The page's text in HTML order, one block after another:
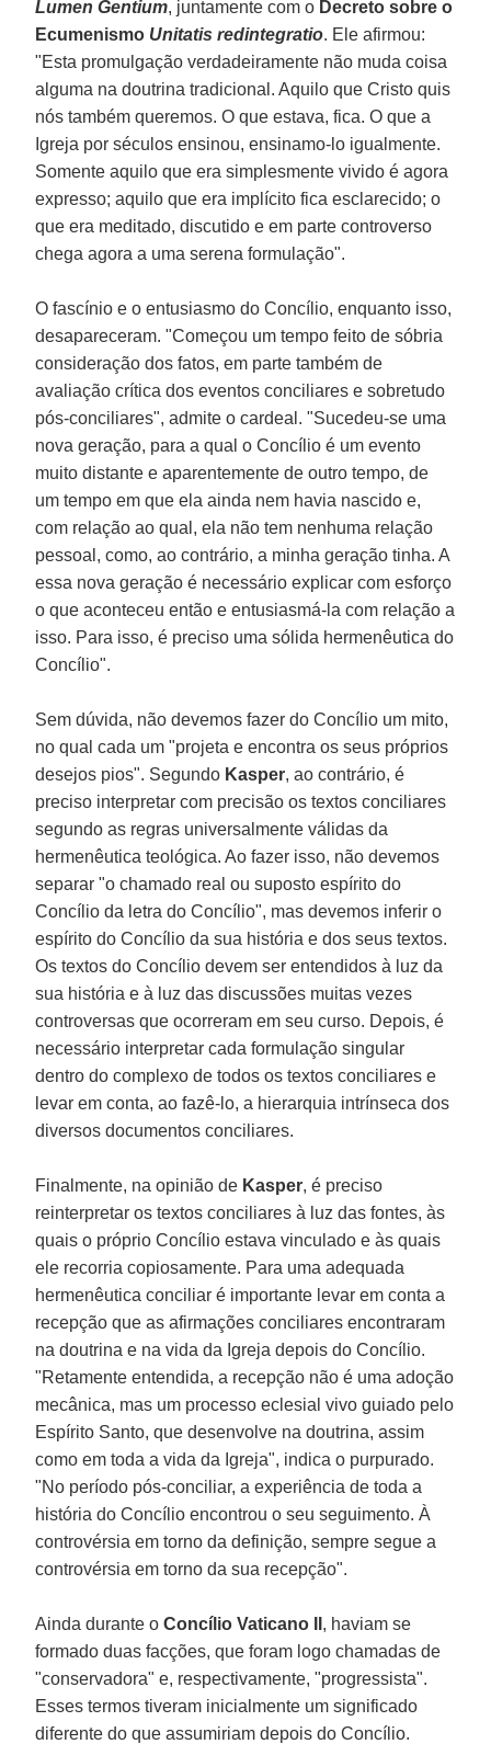
Lumen Gentium, juntamente com o Decreto sobre o
Ecumenismo Unitatis redintegratio. Ele afirmou:
"Esta promulgação verdadeiramente não muda coisa
alguma na doutrina tradicional. Aquilo que Cristo quis
nós também queremos. O que estava, fica. O que a
Igreja por séculos ensinou, ensinamo-lo igualmente.
Somente aquilo que era simplesmente vivido é agora
expresso; aquilo que era implícito fica esclarecido; o
que era meditado, discutido e em parte controverso
chega agora a uma serena formulação".
O fascínio e o entusiasmo do Concílio, enquanto isso,
desapareceram. "Começou um tempo feito de sóbria
consideração dos fatos, em parte também de
avaliação crítica dos eventos conciliares e sobretudo
pós-conciliares", admite o cardeal. "Sucedeu-se uma
nova geração, para a qual o Concílio é um evento
muito distante e aparentemente de outro tempo, de
um tempo em que ela ainda nem havia nascido e,
com relação ao qual, ela não tem nenhuma relação
pessoal, como, ao contrário, a minha geração tinha. A
essa nova geração é necessário explicar com esforço
o que aconteceu então e entusiasmá-la com relação a
isso. Para isso, é preciso uma sólida hermenêutica do
Concílio".
Sem dúvida, não devemos fazer do Concílio um mito,
no qual cada um "projeta e encontra os seus próprios
desejos pios". Segundo Kasper, ao contrário, é
preciso interpretar com precisão os textos conciliares
segundo as regras universalmente válidas da
hermenêutica teológica. Ao fazer isso, não devemos
separar "o chamado real ou suposto espírito do
Concílio da letra do Concílio", mas devemos inferir o
espírito do Concílio da sua história e dos seus textos.
Os textos do Concílio devem ser entendidos à luz da
sua história e à luz das discussões muitas vezes
controversas que ocorreram em seu curso. Depois, é
necessário interpretar cada formulação singular
dentro do complexo de todos os textos conciliares e
levar em conta, ao fazê-lo, a hierarquia intrínseca dos
diversos documentos conciliares.
Finalmente, na opinião de Kasper, é preciso
reinterpretar os textos conciliares à luz das fontes, às
quais o próprio Concílio estava vinculado e às quais
ele recorria copiosamente. Para uma adequada
hermenêutica conciliar é importante levar em conta a
recepção que as afirmações conciliares encontraram
na doutrina e na vida da Igreja depois do Concílio.
"Retamente entendida, a recepção não é uma adoção
mecânica, mas um processo eclesial vivo guiado pelo
Espírito Santo, que desenvolve na doutrina, assim
como em toda a vida da Igreja", indica o purpurado.
"No período pós-conciliar, a experiência de toda a
história do Concílio encontrou o seu seguimento. À
controvérsia em torno da definição, sempre segue a
controvérsia em torno da sua recepção".
Ainda durante oConcílio Vaticano II , haviam se
formado duas facções, que foram logo chamadas de
"conservadora" e, respectivamente, "progressista".
Esses termos tiveram inicialmente um significado
diferente do que assumiriam depois do Concílio.